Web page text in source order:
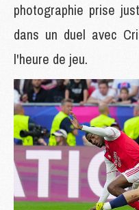
photographie prise
dans un duel avec
l'heure de jeu.